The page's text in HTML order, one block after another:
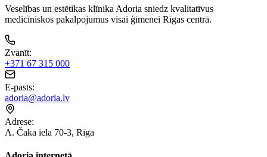
Veselības un estētikas klīnika Adoria sniedz kvalitatīvus
medicīniskos pakalpojumus visai ģimenei Rīgas centrā.
Zvanīt:
+371 67 315 000
E-pasts:
adoria@adoria.lv
Adrese:
A. Čaka iela 70-3, Rīga